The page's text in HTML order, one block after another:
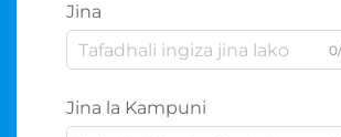
Jina
Jina la Kampuni